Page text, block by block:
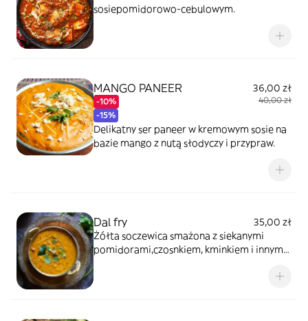
sosiepomidorowo-cebulowym.
MANGO PANEER
-10%
-15%
36,00 zł
40,00 zł
Delikatny ser paneer w kremowym sosie na
bazie mango z nutą słodyczy i przypraw.
Dal fry
35,00 zł
Żółta soczewica smażona z siekanymi
pomidorami,czosnkiem, kminkiem i innymi